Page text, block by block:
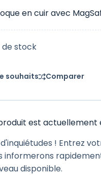
en cuir avec
de stock
souhaits Comparer
est actuellement
d'inquiétudes ! Entrez
informerons
disponible.